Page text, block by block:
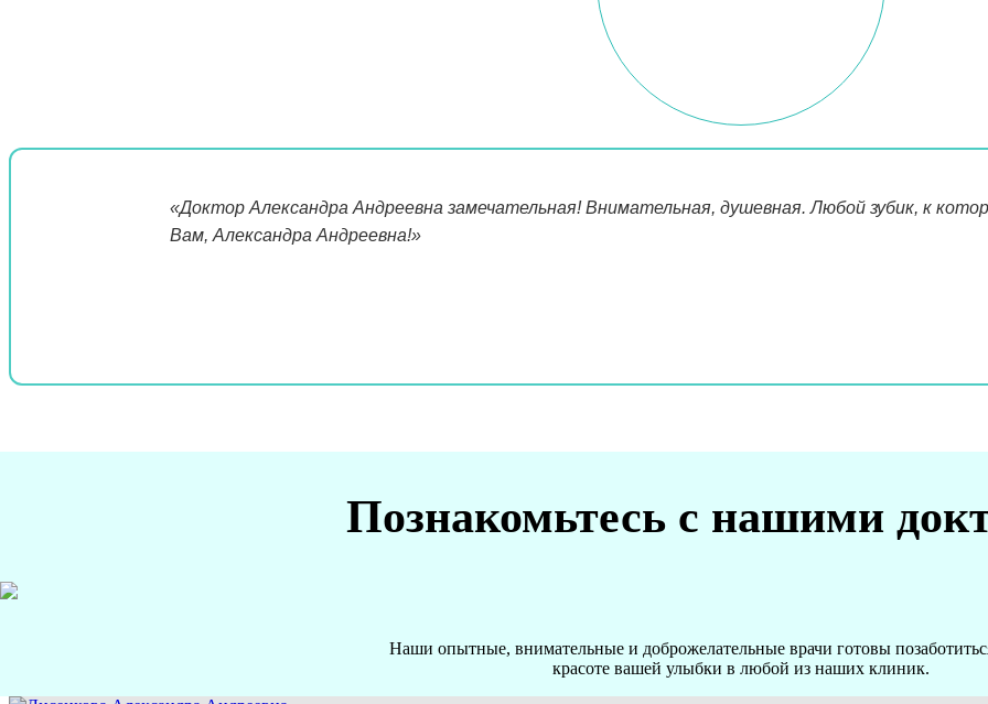
«Доктор Александра Андреевна замечательная! Внимательная, душевная. Любой зубик, к
Вам, Александра Андреевна!»
Познакомьтесь с нашими
Наши опытные, внимательные и доброжелательные врачи готовы
красоте вашей улыбки в любой из наших клиник.